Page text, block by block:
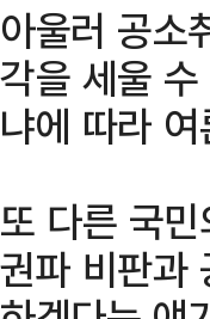
아울러 공소
각을 세울
냐에 따라
또 다른 국
권파 비판과